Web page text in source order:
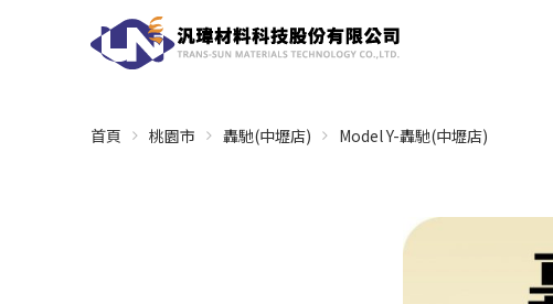
首頁 桃園市 轟馳(中壢店) Model Y-轟馳(中壢店)